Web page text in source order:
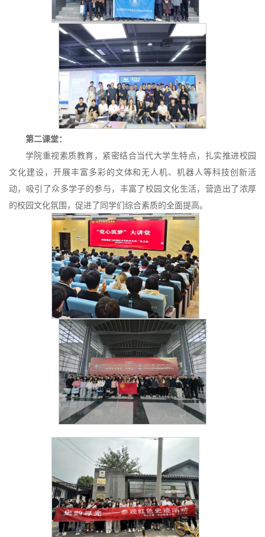
第二课堂：
学院重视素质教育，紧密结合当代大学生特点，扎实推进校园
文化建设，开展丰富多彩的文体和无人机、机器人等科技创新活
动，吸引了众多学子的参与，丰富了校园文化生活，营造出了浓厚
的校园文化氛围，促进了同学们综合素质的全面提高。